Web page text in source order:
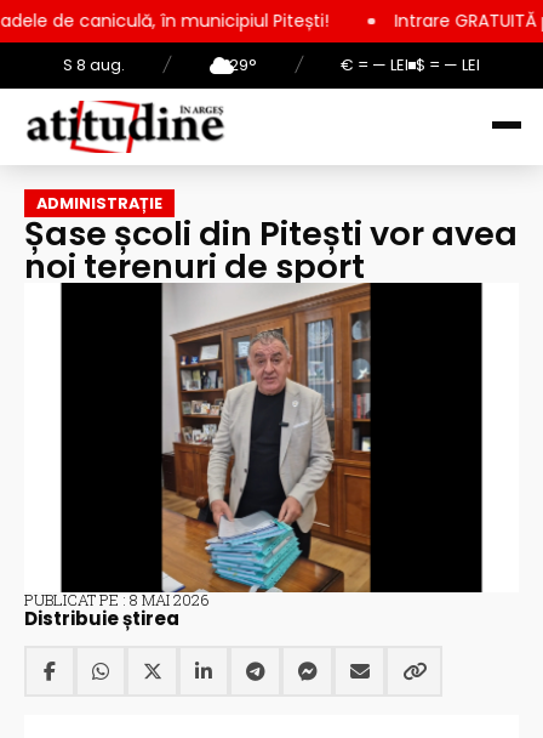
S 8 aug. / 29° / € = — LEI $ = — LEI
în municipiul Pitești! Intrare GRATUITĂ pentru copii,
ADMINISTRAȚIE
Șase școli din Pitești vor avea
noi terenuri de sport
PUBLICAT PE : 8 MAI 2026
Distribuie știrea